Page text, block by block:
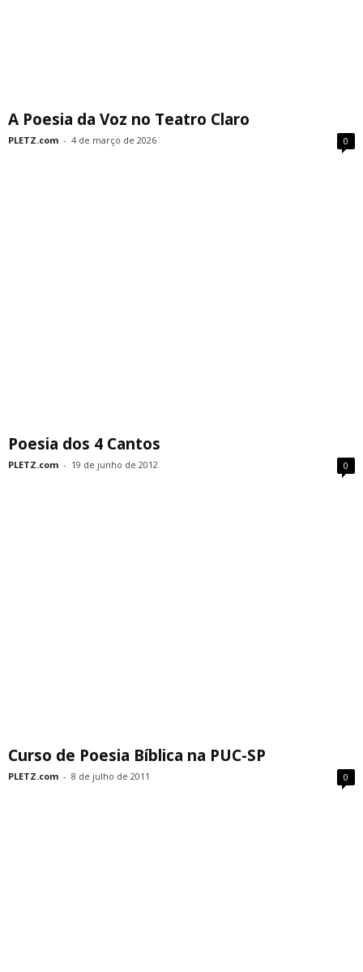
A Poesia da Voz no Teatro Claro
PLETZ.com - 4 de março de 2026 0
Poesia dos 4 Cantos
PLETZ.com - 19 de junho de 2012 0
Curso de Poesia Bíblica na PUC-SP
PLETZ.com - 8 de julho de 2011 0